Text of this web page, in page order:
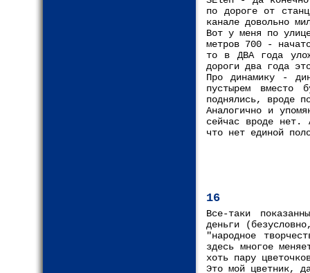
по дороге от
канале довольно
Вот у меня по
метров 700 -
то в ДВА года
дороги два года
Про динамику -
пустырем вместо
поднялись, вроде
Аналогично и
сейчас вроде нет.
что нет единой
16
Все-таки
деньги
"народное
здесь многое
хоть пару
Это мой цветник,